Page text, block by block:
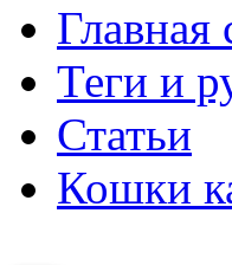
Главная
Теги и
Статьи
Кошки